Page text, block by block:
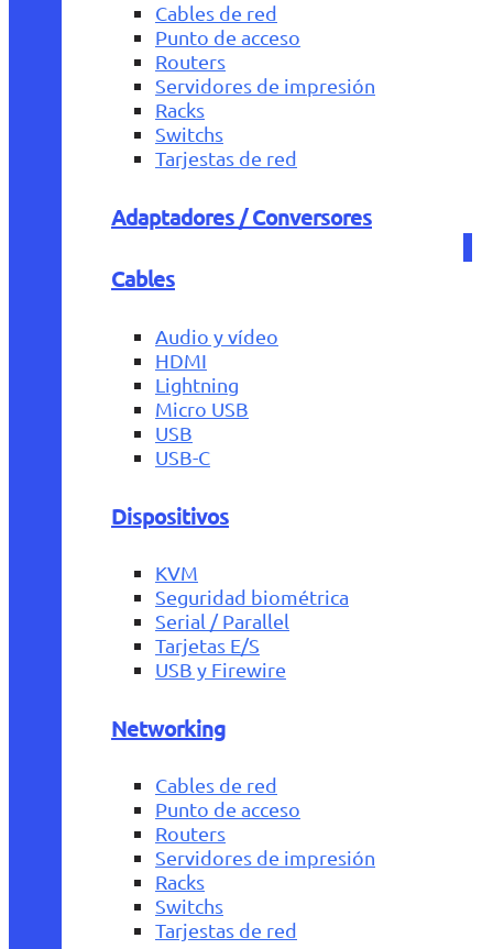
Cables de red
Punto de acceso
Routers
Servidores de impresión
Racks
Switchs
Tarjestas de red
Adaptadores / Conversores
Cables
Audio y vídeo
HDMI
Lightning
Micro USB
USB
USB-C
Dispositivos
KVM
Seguridad biométrica
Serial / Parallel
Tarjetas E/S
USB y Firewire
Networking
Cables de red
Punto de acceso
Routers
Servidores de impresión
Racks
Switchs
Tarjestas de red